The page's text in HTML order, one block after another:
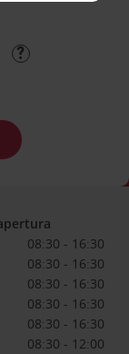
08:30 - 16:30
08:30 - 16:30
08:30 - 16:30
08:30 - 16:30
08:30 - 16:30
08:30 - 12:00